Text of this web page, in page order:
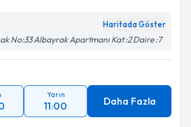
Haritada Göster
No:33 Albayrak Apartmanı Kat :2 Daire :7
Yarın
11:00 Daha Fazla